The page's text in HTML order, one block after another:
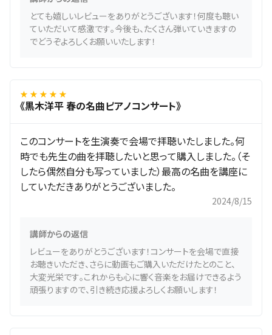
とても嬉しいレビューをありがとうございます！何度も聴い
ていただいて感激です。今後も、たくさん弾いていきますの
でどうぞよろしくお願いいたします！
★ ★ ★ ★ ★
《黒木洋平 春の名曲ピアノコンサート》
このコンサートを生演奏で会場で拝聴いたしました。何
時でも先生の曲を拝聴したいと思って購入しました。（そ
したら偶然自分も写っていました）最高の名曲を講座に
していただきありがとうございました。
2024/8/15
講師からの返信
レビューをありがとうございます！コンサートを会場で直接
お聴きいただき、さらに動画もご購入いただけたとのこと、
大変光栄です。これからも心に響く音楽をお届けできるよう
頑張りますので、引き続き応援よろしくお願いします！